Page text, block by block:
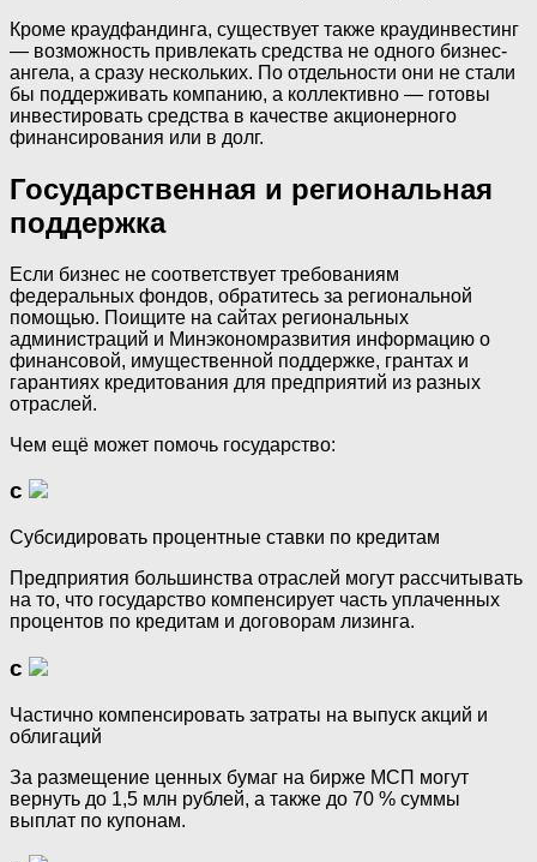
Кроме краудфандинга, существует также краудинвестинг
— возможность привлекать средства не одного бизнес-
ангела, а сразу нескольких. По отдельности они не стали
бы поддерживать компанию, а коллективно — готовы
инвестировать средства в качестве акционерного
финансирования или в долг.
Государственная и региональная
поддержка
Если бизнес не соответствует требованиям
федеральных фондов, обратитесь за региональной
помощью. Поищите на сайтах региональных
администраций и Минэкономразвития информацию о
финансовой, имущественной поддержке, грантах и
гарантиях кредитования для предприятий из разных
отраслей.
Чем ещё может помочь государство:
с
Субсидировать процентные ставки по кредитам
Предприятия большинства отраслей могут рассчитывать
на то, что государство компенсирует часть уплаченных
процентов по кредитам и договорам лизинга.
с
Частично компенсировать затраты на выпуск акций и
облигаций
За размещение ценных бумаг на бирже МСП могут
вернуть до 1,5 млн рублей, а также до 70 % суммы
выплат по купонам.